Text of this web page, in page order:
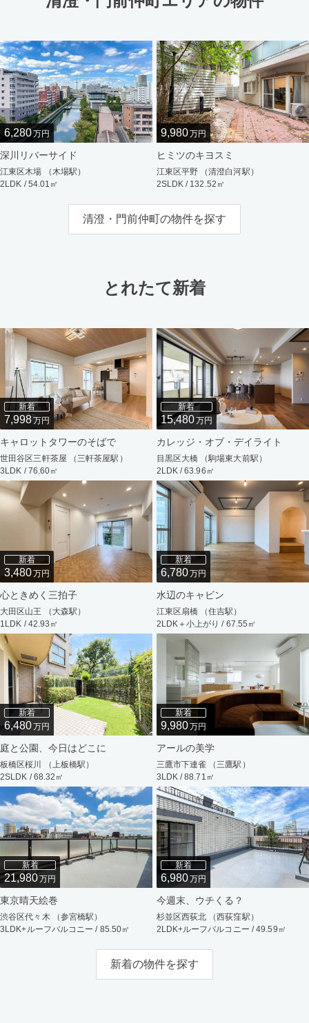
6,280万円
深川リバーサイド
江東区木場 （木場駅）
2LDK / 54.01㎡
9,980万円
ヒミツのキヨスミ
江東区平野 （清澄白河駅）
2SLDK / 132.52㎡
清澄・門前仲町の物件を探す
とれたて新着
新着
7,998万円
キャロットタワーのそばで
世田谷区三軒茶屋 （三軒茶屋駅）
3LDK / 76.60㎡
新着
15,480万円
カレッジ・オブ・デイライト
目黒区大橋 （駒場東大前駅）
2LDK / 63.96㎡
新着
3,480万円
心ときめく三拍子
大田区山王 （大森駅）
1LDK / 42.93㎡
新着
6,780万円
水辺のキャビン
江東区扇橋 （住吉駅）
2LDK＋小上がり / 67.55㎡
新着
6,480万円
庭と公園、今日はどこに
板橋区桜川 （上板橋駅）
2SLDK / 68.32㎡
新着
9,980万円
アールの美学
三鷹市下連雀 （三鷹駅）
3LDK / 88.71㎡
新着
21,980万円
東京晴天絵巻
渋谷区代々木 （参宮橋駅）
3LDK+ルーフバルコニー / 85.50㎡
新着
6,980万円
今週末、ウチくる？
杉並区西荻北 （西荻窪駅）
2LDK+ルーフバルコニー / 49.59㎡
新着の物件を探す